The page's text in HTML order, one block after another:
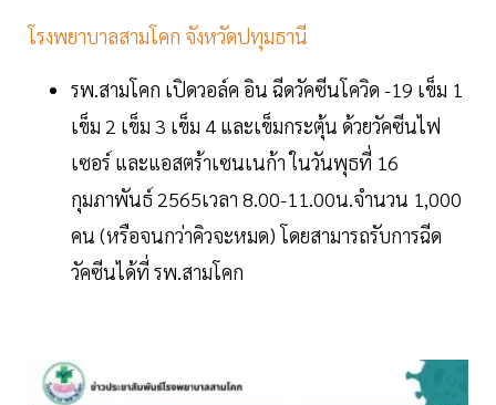
โรงพยาบาลสามโคก จังหวัดปทุมธานี
รพ.สามโคก เปิดวอล์ค อิน ฉีดวัคซีนโควิด -19 เข็ม 1
เข็ม 2 เข็ม 3 เข็ม 4 และเข็มกระตุ้น ด้วยวัคซีนไฟ
เซอร์ และแอสตร้าเซนเนก้า ในวันพุธที่ 16
กุมภาพันธ์ 2565เวลา 8.00-11.00น.จำนวน 1,000
คน (หรือจนกว่าคิวจะหมด) โดยสามารถรับการฉีด
วัคซีนได้ที่ รพ.สามโคก